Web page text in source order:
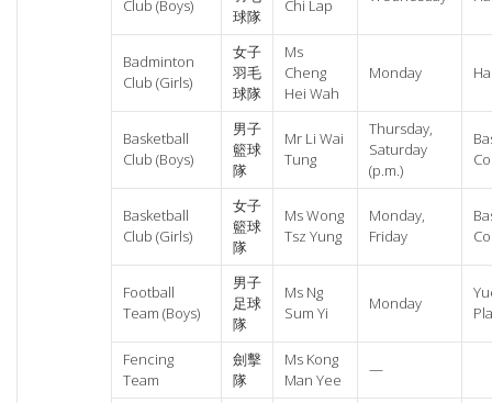
Club (Boys)
球隊
Chi Lap
Badminton
Club (Girls)
女子
羽毛
球隊
Ms
Cheng
Hei Wah
Monday
Basketball
Club (Boys)
男子
籃球
隊
Mr Li Wai
Tung
Thursday,
Saturday
(p.m.)
Basketball
Club (Girls)
女子
籃球
隊
Ms Wong
Tsz Yung
Monday,
Friday
Football
Team (Boys)
男子
足球
隊
Ms Ng
Sum Yi
Monday
Fencing
Team
劍擊
隊
Ms Kong
Man Yee
—